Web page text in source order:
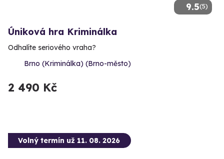
9.5(5)
Úniková hra Kriminálka
Odhalíte seriového vraha?
Brno (Kriminálka) (Brno-město)
2 490 Kč
Volný termín už 11. 08. 2026